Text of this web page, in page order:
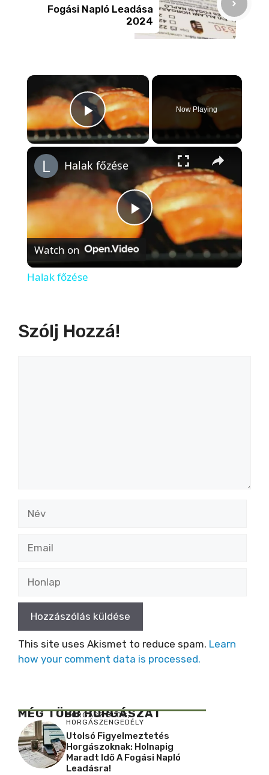
Fogási Napló Leadása
2024
×
Play Video
Now Playing
×
P
l
Halak főzése
Watch on
Halak főzése
Szólj Hozzá!
This site uses Akismet to reduce spam. Learn
how your comment data is processed.
MÉG TÖBB HORGÁSZAT
HORGÁSZ BLOG,
HORGÁSZENGEDÉLY
Utolsó Figyelmeztetés
Horgászoknak: Holnapig
Maradt Idő A Fogási Napló
Leadásra!